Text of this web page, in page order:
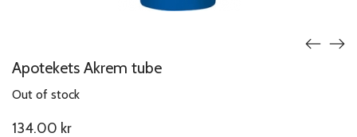
Apotekets Akrem tube
Out of stock
134.00 kr